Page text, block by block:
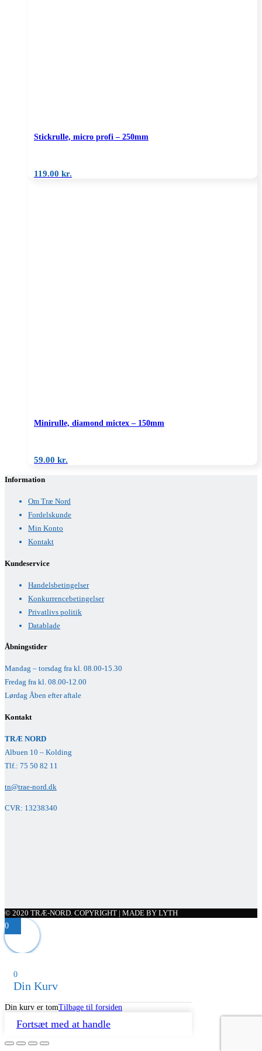
Stickrulle, micro profi – 250mm
119.00 kr.
Minirulle, diamond mictex – 150mm
59.00 kr.
Information
Om Træ Nord
Fordelskunde
Min Konto
Kontakt
Kundeservice
Handelsbetingelser
Konkurrencebetingelser
Privatlivs politik
Datablade
Åbningstider
Mandag – torsdag fra kl. 08.00-15.30
Fredag fra kl. 08.00-12.00
Lørdag Åben efter aftale
Kontakt
TRÆ NORD
Albuen 10 – Kolding
Tlf.: 75 50 82 11
tn@trae-nord.dk
CVR: 13238340
© 2020 TRÆ-NORD. COPYRIGHT | MADE BY LYTH
0
0
Din Kurv
Din kurv er tomTilbage til forsiden
Fortsæt med at handle